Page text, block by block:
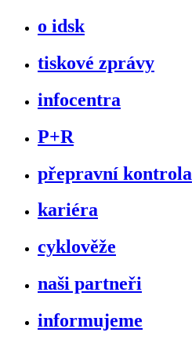
o idsk
tiskové zprávy
infocentra
P+R
přepravní kontrola
kariéra
cyklověže
naši partneři
informujeme